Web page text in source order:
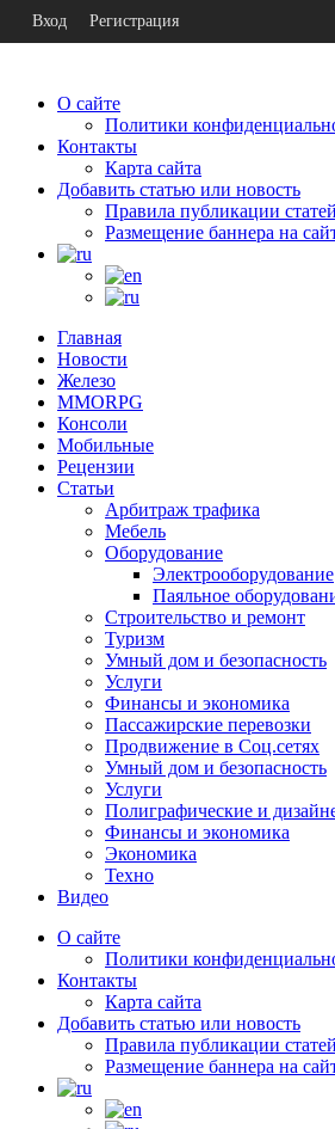
О сайте
Политики
Контакты
Карта сайта
Добавить статью или новость
Правила публикации статей
Размещение баннера на
Главная
Новости
Железо
MMORPG
Консоли
Мобильные
Рецензии
Статьи
Арбитраж трафика
Мебель
Оборудование
Электрооборудование
Паяльное
Строительство и ремонт
Туризм
Умный дом и безопасность
Услуги
Финансы и экономика
Пассажирские перевозки
Продвижение в Соц.сетях
Умный дом и безопасность
Услуги
Полиграфические и
Финансы и экономика
Экономика
Техно
Видео
О сайте
Политики
Контакты
Карта сайта
Добавить статью или новость
Правила публикации статей
Размещение баннера на
Вход Регистрация